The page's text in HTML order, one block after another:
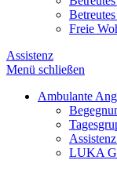
Freie
Assistenz
Menü schließen
Ambulante
LUKA